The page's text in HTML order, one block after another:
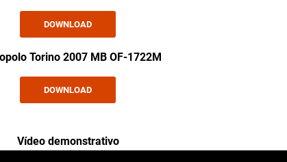
DOWNLOAD
Torino 2007 MB OF-1722M
DOWNLOAD
Vídeo demonstrativo